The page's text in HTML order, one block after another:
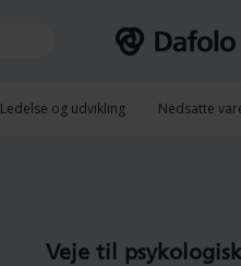
Ledelse og udvikling Nedsatte
Veje til